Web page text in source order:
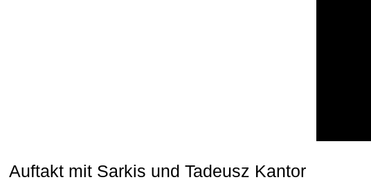
Auftakt mit Sarkis und Tadeusz Kantor